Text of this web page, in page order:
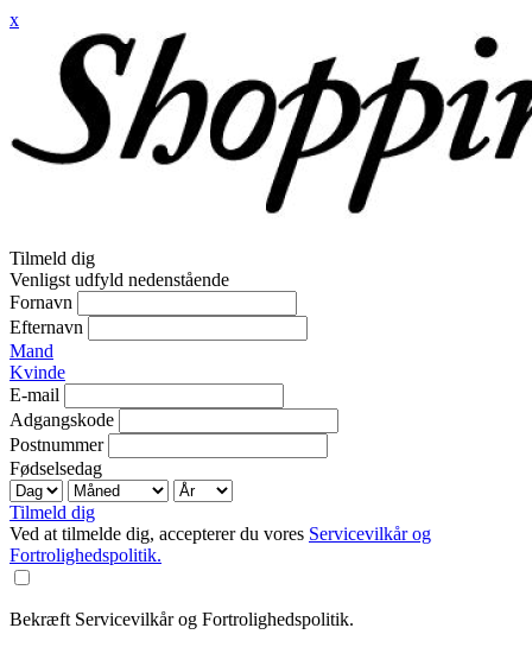
x
Tilmeld dig
Venligst udfyld nedenstående
Fornavn
Efternavn
Mand
Kvinde
E-mail
Adgangskode
Postnummer
Fødselsedag
Tilmeld dig
Ved at tilmelde dig, accepterer du vores Servicevilkår og
Fortrolighedspolitik.
Bekræft Servicevilkår og Fortrolighedspolitik.